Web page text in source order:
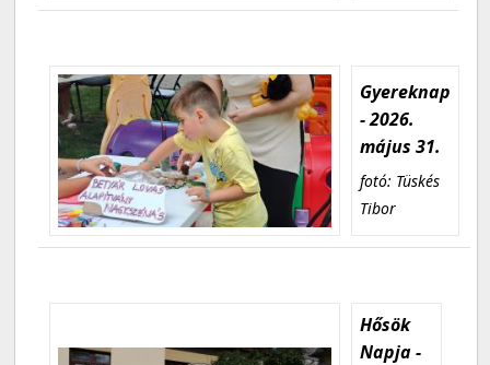
Gyereknap
- 2026.
május 31.
fotó: Tüskés
Tibor
Hősök
Napja -